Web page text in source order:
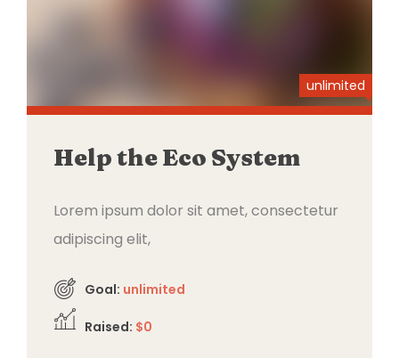
unlimited
Help the Eco System
Lorem ipsum dolor sit amet, consectetur
adipiscing elit,
Goal: unlimited
Raised: $0